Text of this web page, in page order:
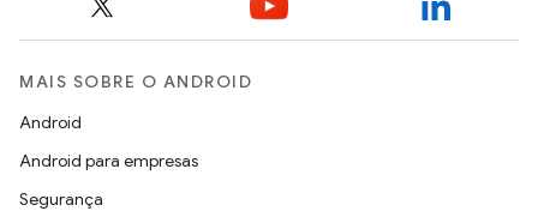
MAIS SOBRE O ANDROID
Android
Android para empresas
Segurança